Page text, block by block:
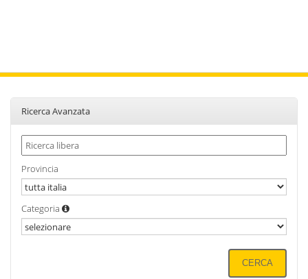
Ricerca Avanzata
Provincia
Categoria